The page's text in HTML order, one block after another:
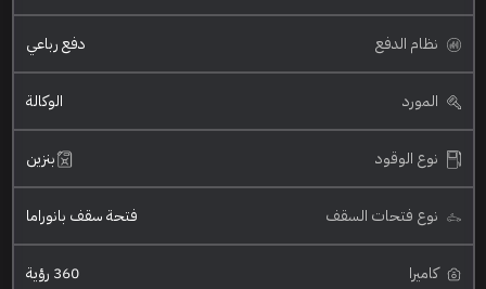
نظام الدفع دفع رباعي
المورد الوكالة
نوع الوقود بنزين
نوع فتحات السقف فتحة سقف بانوراما
كاميرا 360 رؤية